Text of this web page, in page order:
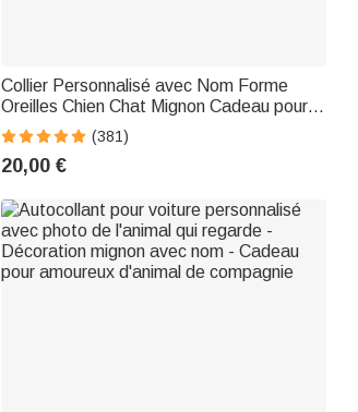
Collier Personnalisé avec Nom Forme
Oreilles Chien Chat Mignon Cadeau pour
Personnes qui aiment les Animaux
(381)
20,00 €